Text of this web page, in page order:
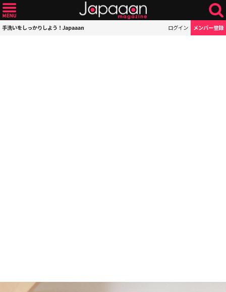
手洗いをしっかりしよう！Japaaan ログイン メンバー登録